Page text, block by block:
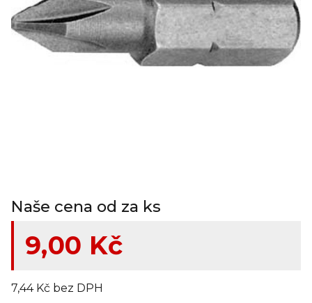
Naše cena od za ks
9,00 Kč
7,44 Kč bez DPH